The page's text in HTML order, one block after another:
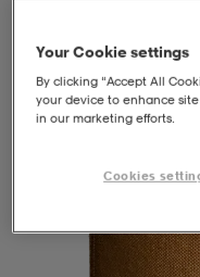
Your Cookie settings
By clicking “Accept All
your device to enhance
in our marketing efforts.
Cookies